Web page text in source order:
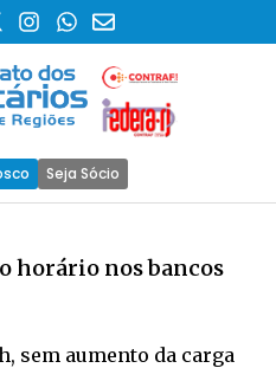
Seja Sócio
horário nos bancos
sem aumento da carga